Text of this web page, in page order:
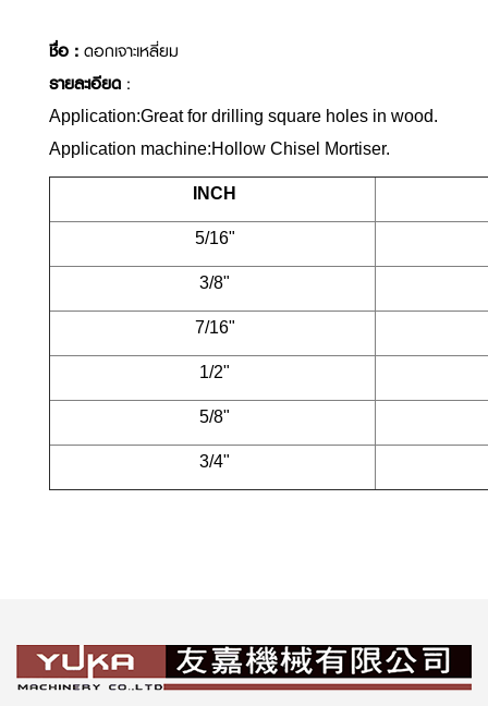
ชื่อ : ดอกเจาะเหลี่ยม
รายละเอียด :
Application:Great for drilling square holes in wood.
Application machine:Hollow Chisel Mortiser.
INCH
5/16"
3/8"
7/16"
1/2"
5/8"
3/4"